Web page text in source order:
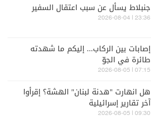
جنبلاط يسأل عن سبب اعتقال السفير
23:36 | 2026-08-04
إصابات بين الركاب... إليكم ما شهدته
طائرة في الجوّ
07:15 | 2026-08-05
هل انهارت "هدنة لبنان" الهشة؟ إقرأوا
آخر تقارير إسرائيلية
09:30 | 2026-08-05